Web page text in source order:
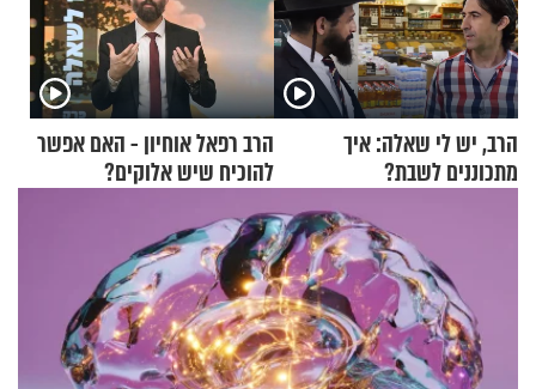
הרב, יש לי שאלה: איך
מתכוננים לשבת?
הרב רפאל אוחיון - האם אפשר
להוכיח שיש אלוקים?